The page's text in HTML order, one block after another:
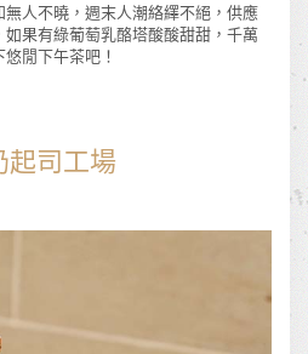
人不曉，週末人潮絡繹不絕，供應
果有綠葡萄乳酪塔酸酸甜甜，千萬
閒下午茶吧！
起司工場